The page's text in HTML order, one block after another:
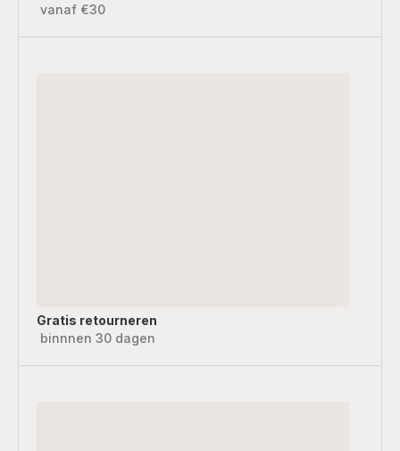
vanaf €30
Gratis retourneren
binnnen 30 dagen